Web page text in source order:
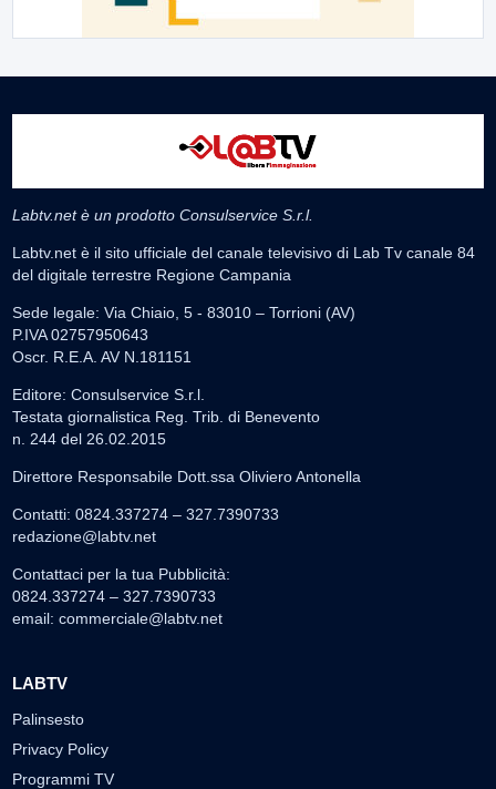
Labtv.net è un prodotto Consulservice S.r.l.
Labtv.net è il sito ufficiale del canale televisivo di Lab Tv canale 84
del digitale terrestre Regione Campania
Sede legale: Via Chiaio, 5 - 83010 – Torrioni (AV)
P.IVA 02757950643
Oscr. R.E.A. AV N.181151
Editore: Consulservice S.r.l.
Testata giornalistica Reg. Trib. di Benevento
n. 244 del 26.02.2015
Direttore Responsabile Dott.ssa Oliviero Antonella
Contatti: 0824.337274 – 327.7390733
redazione@labtv.net
Contattaci per la tua Pubblicità:
0824.337274 – 327.7390733
email: commerciale@labtv.net
LABTV
Palinsesto
Privacy Policy
Programmi TV